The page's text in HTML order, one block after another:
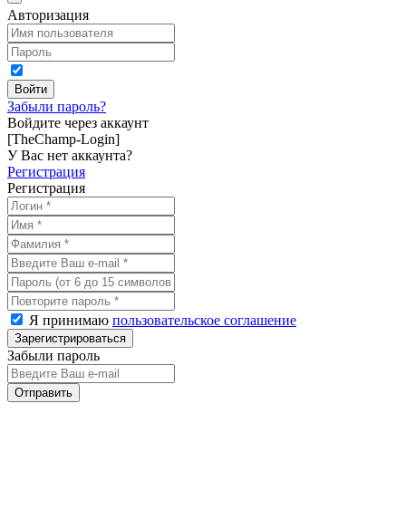
Авторизация
Забыли пароль?
Войдите через аккаунт
[TheChamp-Login]
У Вас нет аккаунта?
Регистрация
Регистрация
Я принимаю пользовательское соглашение
Забыли пароль